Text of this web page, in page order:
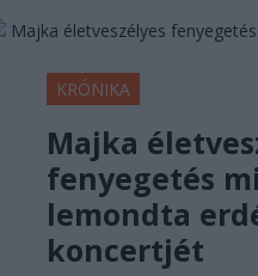
KRÓNIKA
Majka
fenyegetés
lemondta
koncertjét